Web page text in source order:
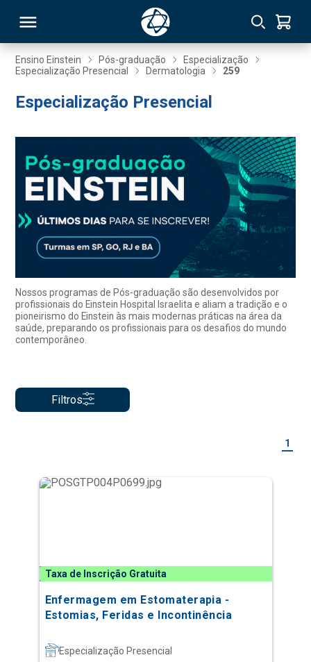
Ensino Einstein Pós-graduação
Especialização
Especialização Presencial
Dermatologia 259
Especialização Presencial
Nossos programas de Pós-graduação são desenvolvidos por
profissionais do Einstein Hospital Israelita e aliam a tradição e o
pioneirismo do Einstein às mais modernas práticas na área da
saúde, preparando os profissionais para os desafios do mundo
contemporâneo.
Filtros
1
Taxa de Inscrição Gratuita
Enfermagem em Estomaterapia -
Estomias, Feridas e Incontinência
Especialização Presencial